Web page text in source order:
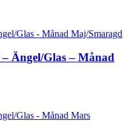
Ängel/Glas – Månad